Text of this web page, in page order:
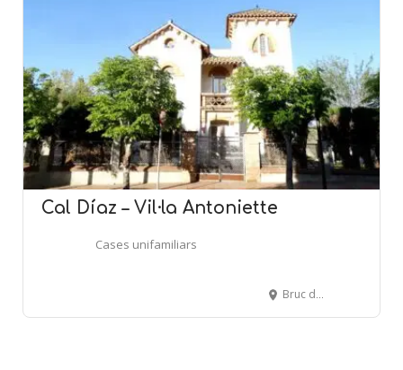
Cal Díaz – Vil·la Antoniette
Cases unifamiliars
Bruc del Mig, 1 - EL BRUC